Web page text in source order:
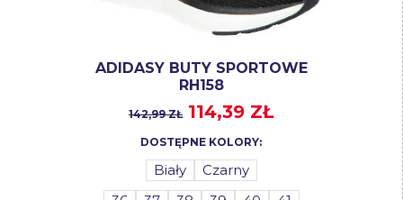
ADIDASY BUTY SPORTOWE
RH158
142,99 ZŁ 114,39 ZŁ
DOSTĘPNE KOLORY:
Biały
Czarny